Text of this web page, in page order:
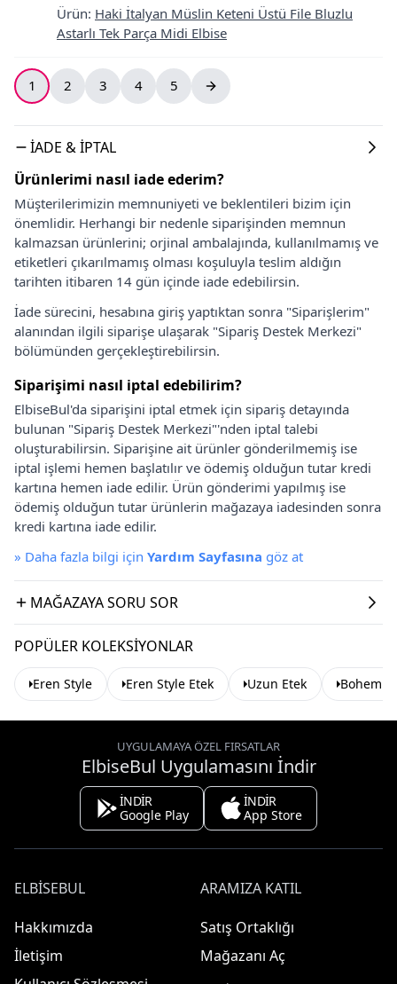
Ürün: Haki İtalyan Müslin Keteni Üstü File Bluzlu
Astarlı Tek Parça Midi Elbise
1 2 3 4 5
İADE & İPTAL
Ürünlerimi nasıl iade ederim?
Müşterilerimizin memnuniyeti ve beklentileri bizim için
önemlidir. Herhangi bir nedenle siparişinden memnun
kalmazsan ürünlerini; orjinal ambalajında, kullanılmamış ve
etiketleri çıkarılmamış olması koşuluyla teslim aldığın
tarihten itibaren 14 gün içinde iade edebilirsin.
İade sürecini, hesabına giriş yaptıktan sonra "Siparişlerim"
alanından ilgili siparişe ulaşarak "Sipariş Destek Merkezi"
bölümünden gerçekleştirebilirsin.
Siparişimi nasıl iptal edebilirim?
ElbiseBul'da siparişini iptal etmek için sipariş detayında
bulunan "Sipariş Destek Merkezi"'nden iptal talebi
oluşturabilirsin. Siparişine ait ürünler gönderilmemiş ise
iptal işlemi hemen başlatılır ve ödemiş olduğun tutar kredi
kartına hemen iade edilir. Ürün gönderimi yapılmış ise
ödemiş olduğun tutar ürünlerin mağazaya iadesinden sonra
kredi kartına iade edilir.
» Daha fazla bilgi için Yardım Sayfasına göz at
MAĞAZAYA SORU SOR
POPÜLER KOLEKSIYONLAR
Eren Style Eren Style Etek Uzun Etek Bohem
UYGULAMAYA ÖZEL FIRSATLAR
ElbiseBul Uygulamasını İndir
İNDİR
Google Play
İNDİR
App Store
ELBISEBUL
Hakkımızda
İletişim
ARAMIZA KATIL
Satış Ortaklığı
Mağazanı Aç